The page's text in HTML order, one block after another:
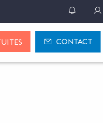
Gérer
CONTACT